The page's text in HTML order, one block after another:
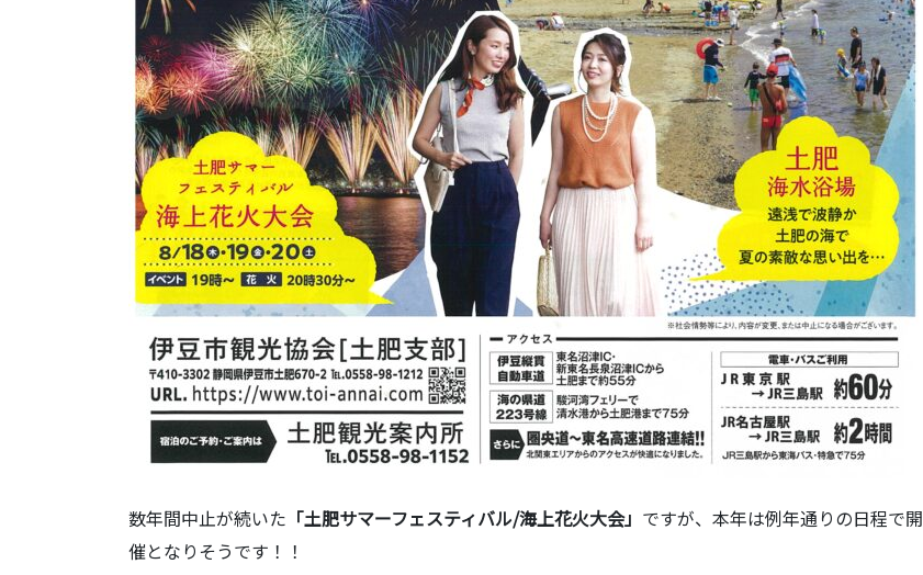
数年間中止が続いた 「土肥サマーフェスティバル/海上花火大会」 ですが、本年は例年通りの日程で開
催となりそうです！！